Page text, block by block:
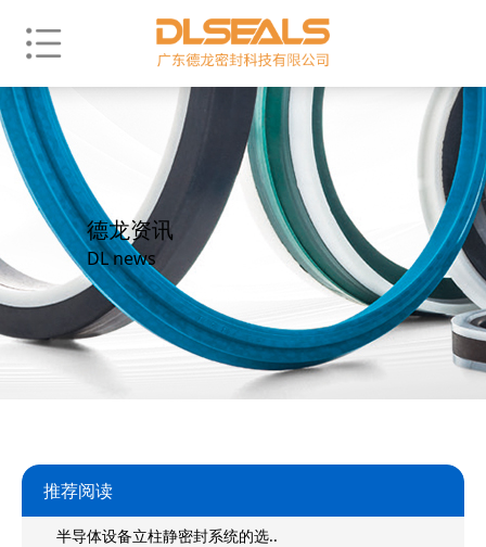
德龙资讯
DL news
推荐阅读
半导体设备立柱静密封系统的选..